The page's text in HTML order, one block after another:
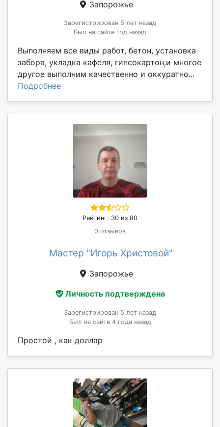
Запорожье
Зарегистрирован 5 лет назад
Был на сайте год назад
Выполняем все виды работ, бетон, установка
забора, укладка кафеля, гипсокартон,и многое
другое выполним качественно и оккуратно...
Подробнее
Рейтинг: 30 из 80
0 отзывов
Мастер "Игорь Христовой"
Запорожье
Личность подтверждена
Зарегистрирован 5 лет назад
Был на сайте 4 года назад
Простой , как доллар